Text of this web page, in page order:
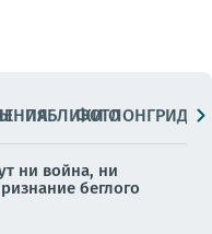
ПАБЛИКИ
ФОТОЛОНГРИДЫ
ни война, ни
беглого